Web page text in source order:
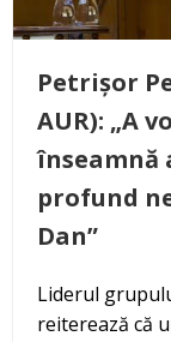
Petrișor
AUR): „A
înseamnă
profund
Dan”
Liderul
reiterează că